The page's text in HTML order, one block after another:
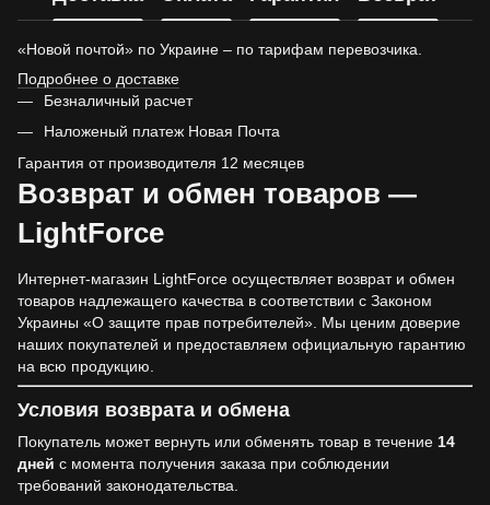
«Новой почтой» по Украине – по тарифам перевозчика.
Подробнее о доставке
Безналичный расчет
Наложеный платеж Новая Почта
Гарантия от производителя 12 месяцев
Возврат и обмен товаров —
LightForce
Интернет-магазин LightForce осуществляет возврат и обмен
товаров надлежащего качества в соответствии с Законом
Украины «О защите прав потребителей». Мы ценим доверие
наших покупателей и предоставляем официальную гарантию
на всю продукцию.
Условия возврата и обмена
Покупатель может вернуть или обменять товар в течение 14
дней с момента получения заказа при соблюдении
требований законодательства.